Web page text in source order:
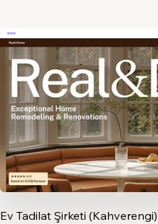
Ev Tadilat Şirketi (Kahverengi)